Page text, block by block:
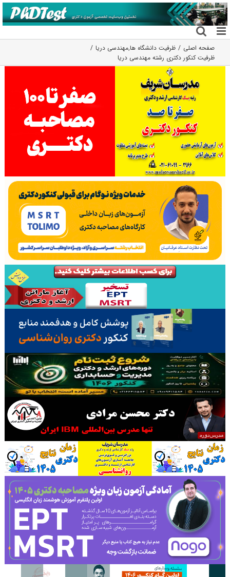
رفتن
به
محتوا
صفحه اصلی ظرفیت دانشگاه ها,مهندسی دریا
ظرفیت کنکور دکتری رشته ﻣﻬﻨﺪسی درﻳﺎ